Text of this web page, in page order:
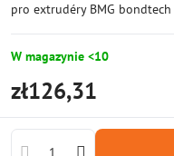
pro extrudéry BMG bondtech
W magazynie <10
zł126,31